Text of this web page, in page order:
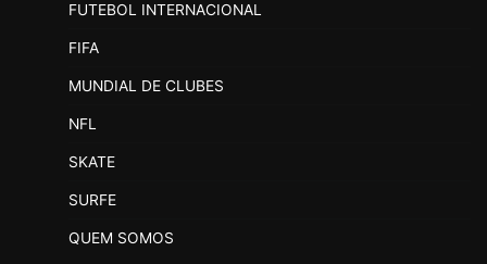
FUTEBOL INTERNACIONAL
FIFA
MUNDIAL DE CLUBES
NFL
SKATE
SURFE
QUEM SOMOS